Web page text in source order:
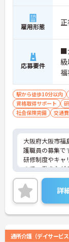
雇用形態
応募要件
■
駅から徒歩10分以内
資格取得サポート
社会保険完備
交通
大阪府大阪市福
護職員の募集で
研修制度やキャ
ので、働きなが
すすめです！
また、未経験で
も大歓迎です！
ご興味のある方
に詳細をお話し
詳
通所介護（デイサービス